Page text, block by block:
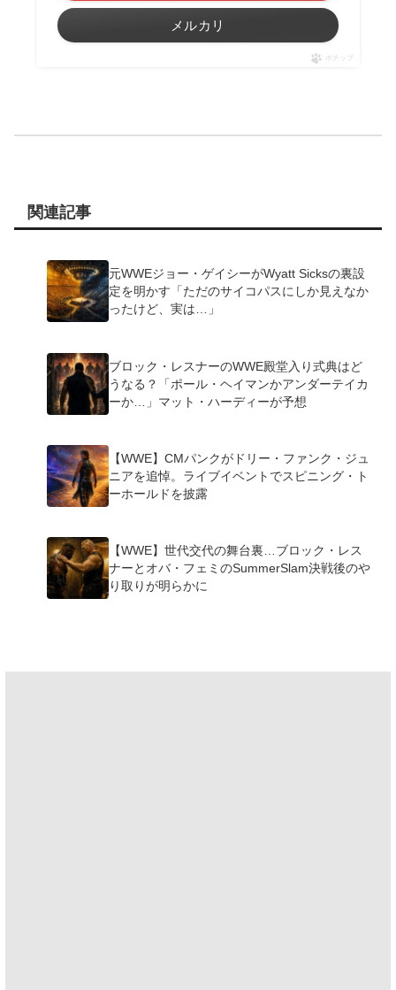
メルカリ
ポチップ
関連記事
元WWEジョー・ゲイシーがWyatt Sicksの裏設
定を明かす「ただのサイコパスにしか見えなか
ったけど、実は…」
ブロック・レスナーのWWE殿堂入り式典はど
うなる？「ポール・ヘイマンかアンダーテイカ
ーか…」マット・ハーディーが予想
【WWE】CMパンクがドリー・ファンク・ジュ
ニアを追悼。ライブイベントでスピニング・ト
ーホールドを披露
【WWE】世代交代の舞台裏…ブロック・レス
ナーとオバ・フェミのSummerSlam決戦後のや
り取りが明らかに